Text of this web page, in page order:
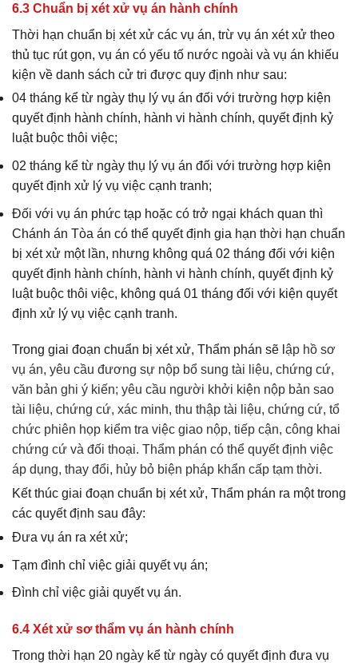
6.3 Chuẩn bị xét xử vụ án hành chính
Thời hạn chuẩn bị xét xử các vụ án, trừ vụ án xét xử theo
thủ tục rút gọn, vụ án có yếu tố nước ngoài và vụ án khiếu
kiện về danh sách cử tri được quy định như sau:
04 tháng kể từ ngày thụ lý vụ án đối với trường hợp kiện
quyết định hành chính, hành vi hành chính, quyết định kỷ
luật buộc thôi việc;
02 tháng kể từ ngày thụ lý vụ án đối với trường hợp kiện
quyết định xử lý vụ việc cạnh tranh;
Đối với vụ án phức tạp hoặc có trở ngại khách quan thì
Chánh án Tòa án có thể quyết định gia hạn thời hạn chuẩn
bị xét xử một lần, nhưng không quá 02 tháng đối với kiện
quyết định hành chính, hành vi hành chính, quyết định kỷ
luật buộc thôi việc, không quá 01 tháng đối với kiện quyết
định xử lý vụ việc cạnh tranh.
Trong giai đoạn chuẩn bị xét xử, Thẩm phán sẽ l ập hồ sơ
vụ án, yêu cầu đương sự nộp bổ sung tài liệu, chứng cứ,
văn bản ghi ý kiến; yêu cầu người khởi kiện nộp bản sao
tài liệu, chứng cứ, xác minh, thu thập tài liệu, chứng cứ, tổ
chức phiên họp kiểm tra việc giao nộp, tiếp cận, công khai
chứng cứ và đối thoại. Thẩm phán có thể quyết định việc
áp dụng, thay đổi, hủy bỏ biện pháp khẩn cấp tạm thời.
Kết thúc giai đoạn chuẩn bị xét xử, Thẩm phán ra một trong
các quyết định sau đây:
Đưa vụ án ra xét xử;
Tạm đình chỉ việc giải quyết vụ án;
Đình chỉ việc giải quyết vụ án.
6.4 Xét xử sơ thẩm vụ án hành chính
Trong thời hạn 20 ngày kể từ ngày có quyết định đưa vụ